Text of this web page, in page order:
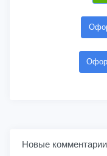
Новые комментарии